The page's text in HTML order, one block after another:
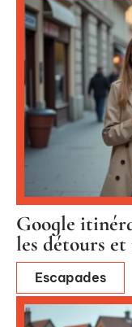
Google
les détours et
Escapades